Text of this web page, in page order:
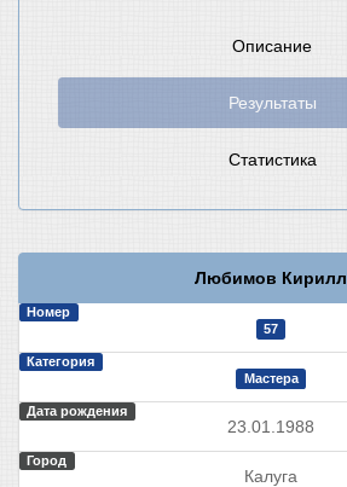
Описание
Результаты
Статистика
Любимов Кирилл
Номер
57
Категория
Мастера
Дата рождения
23.01.1988
Город
Калуга